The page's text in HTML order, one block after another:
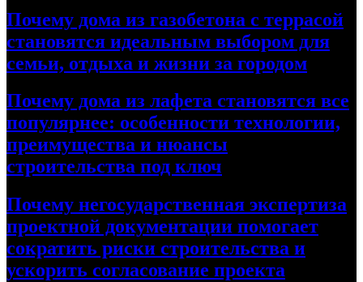
Почему дома из газобетона с террасой
становятся идеальным выбором для
семьи, отдыха и жизни за городом
Почему дома из лафета становятся все
популярнее: особенности технологии,
преимущества и нюансы
строительства под ключ
Почему негосударственная экспертиза
проектной документации помогает
сократить риски строительства и
ускорить согласование проекта